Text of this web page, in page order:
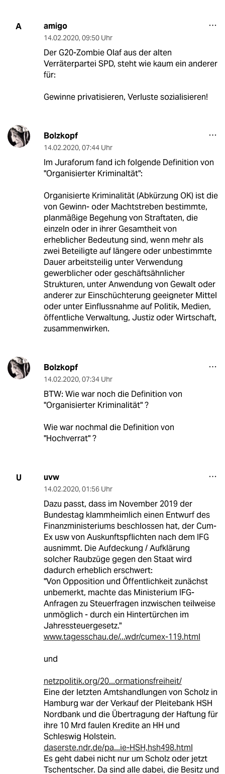
A amigo
14.02.2020, 09:50 Uhr
Der G20-Zombie Olaf aus der alten
Verräterpartei SPD, steht wie kaum ein anderer
für:
Gewinne privatisieren, Verluste sozialisieren!
Bolzkopf
14.02.2020, 07:44 Uhr
Im Juraforum fand ich folgende Definition von
"Organisierter Kriminaltät":
Organisierte Kriminalität (Abkürzung OK) ist die
von Gewinn- oder Machtstreben bestimmte,
planmäßige Begehung von Straftaten, die
einzeln oder in ihrer Gesamtheit von
erheblicher Bedeutung sind, wenn mehr als
zwei Beteiligte auf längere oder unbestimmte
Dauer arbeitsteilig unter Verwendung
gewerblicher oder geschäftsähnlicher
Strukturen, unter Anwendung von Gewalt oder
anderer zur Einschüchterung geeigneter Mittel
oder unter Einflussnahme auf Politik, Medien,
öffentliche Verwaltung, Justiz oder Wirtschaft,
zusammenwirken.
Bolzkopf
14.02.2020, 07:34 Uhr
BTW: Wie war noch die Definition von
"Organisierter Kriminalität" ?
Wie war nochmal die Definition von
"Hochverrat" ?
U uvw
14.02.2020, 01:56 Uhr
Dazu passt, dass im November 2019 der
Bundestag klammheimlich einen Entwurf des
Finanzministeriums beschlossen hat, der Cum-
Ex usw von Auskunftspflichten nach dem IFG
ausnimmt. Die Aufdeckung / Aufklärung
solcher Raubzüge gegen den Staat wird
dadurch erheblich erschwert:
"Von Opposition und Öffentlichkeit zunächst
unbemerkt, machte das Ministerium IFG-
Anfragen zu Steuerfragen inzwischen teilweise
unmöglich - durch ein Hintertürchen im
Jahressteuergesetz."
www.tagesschau.de/...wdr/cumex-119.html
und
netzpolitik.org/20...ormationsfreiheit/
Eine der letzten Amtshandlungen von Scholz in
Hamburg war der Verkauf der Pleitebank HSH
Nordbank und die Übertragung der Haftung für
ihre 10 Mrd faulen Kredite an HH und
Schleswig Holstein.
daserste.ndr.de/pa...ie-HSH,hsh498.html
Es geht dabei nicht nur um Scholz oder jetzt
Tschentscher. Da sind alle dabei, die Besitz und